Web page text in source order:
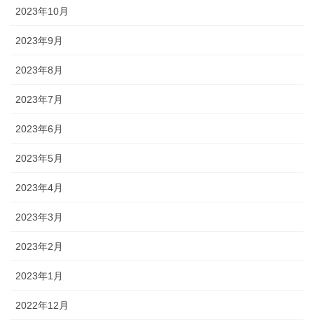
2023年10月
2023年9月
2023年8月
2023年7月
2023年6月
2023年5月
2023年4月
2023年3月
2023年2月
2023年1月
2022年12月